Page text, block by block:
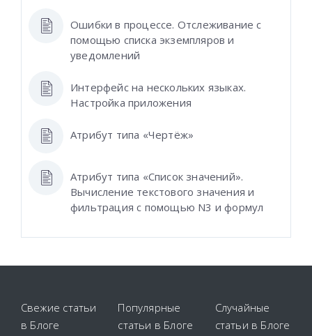
Ошибки в процессе. Отслеживание с
помощью списка экземпляров и
уведомлений
Интерфейс на нескольких языках.
Настройка приложения
Атрибут типа «Чертёж»
Атрибут типа «Список значений».
Вычисление текстового значения и
фильтрация с помощью N3 и формул
Свежие статьи
в Блоге
Популярные
статьи в Блоге
Случайные
статьи в Блоге